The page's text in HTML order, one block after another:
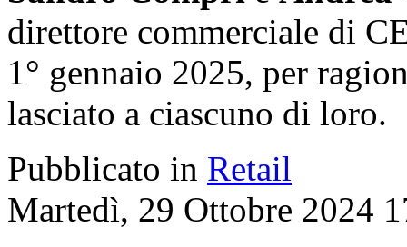
direttore commerciale di
1° gennaio 2025, per
lasciato a ciascuno di loro.
Pubblicato in Retail
Martedì, 29 Ottobre 2024